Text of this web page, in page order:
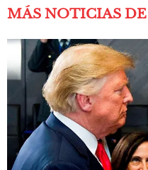
MÁS NOTICIAS DE